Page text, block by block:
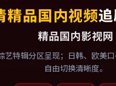
精品国内视频
精品国内影视网
艺特辑分区呈现；日韩、欧美
自由切换清晰度。